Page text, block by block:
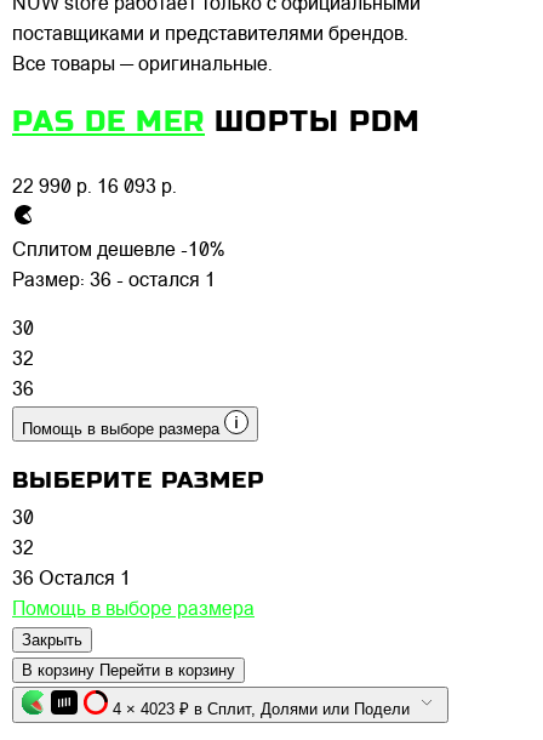
NUW store работает только с официальными
поставщиками и представителями брендов.
Все товары — оригинальные.
PAS DE MER ШОРТЫ PDM
22 990 р. 16 093 р.
Сплитом дешевле -10%
Размер: 36 - остался 1
30
32
36
Помощь в выборе размера
ВЫБЕРИТЕ РАЗМЕР
30
32
36 Остался 1
Помощь в выборе размера
Закрыть
В корзину Перейти в корзину
4 × 4023 ₽ в Сплит, Долями или Подели